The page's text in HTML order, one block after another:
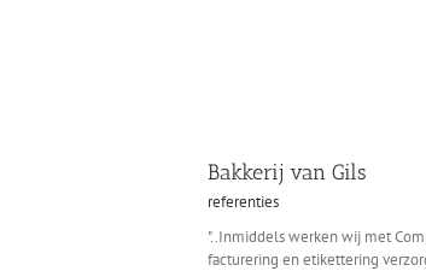
Bakkerij van Gils
referenties
"..Inmiddels werken wij met
facturering en etikettering